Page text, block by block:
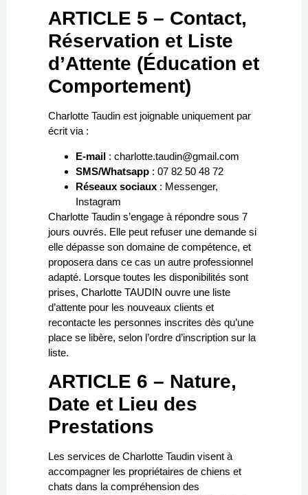
ARTICLE 5 – Contact,
Réservation et Liste
d’Attente (Éducation et
Comportement)
Charlotte Taudin est joignable uniquement par
écrit via :
E-mail : charlotte.taudin@gmail.com
SMS/Whatsapp : 07 82 50 48 72
Réseaux sociaux : Messenger,
Instagram
Charlotte Taudin s’engage à répondre sous 7
jours ouvrés. Elle peut refuser une demande si
elle dépasse son domaine de compétence, et
proposera dans ce cas un autre professionnel
adapté. Lorsque toutes les disponibilités sont
prises, Charlotte TAUDIN ouvre une liste
d’attente pour les nouveaux clients et
recontacte les personnes inscrites dès qu’une
place se libère, selon l’ordre d’inscription sur la
liste.
ARTICLE 6 – Nature,
Date et Lieu des
Prestations
Les services de Charlotte Taudin visent à
accompagner les propriétaires de chiens et
chats dans la compréhension des